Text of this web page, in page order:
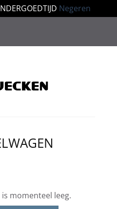
Negeren
is momenteel leeg.